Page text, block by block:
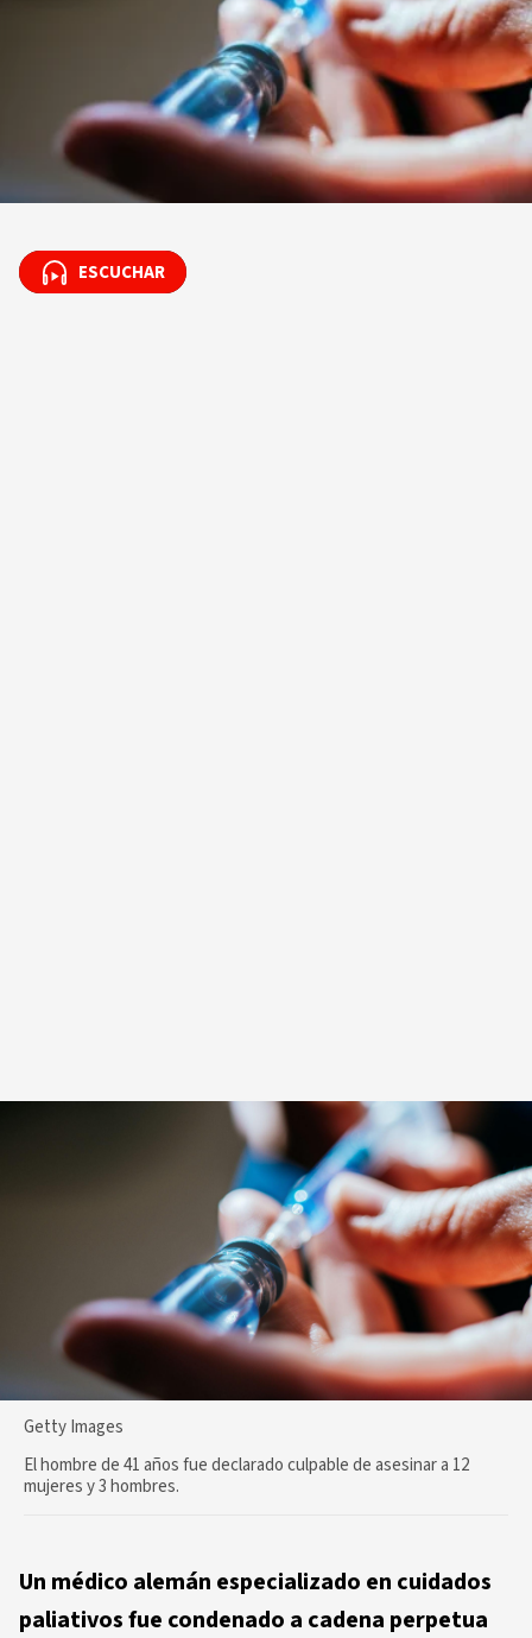
ESCUCHAR
ESCUCHAR
Getty Images
El hombre de 41 años fue declarado culpable de asesinar a 12
mujeres y 3 hombres.
Un médico alemán especializado en cuidados
paliativos fue condenado a cadena perpetua